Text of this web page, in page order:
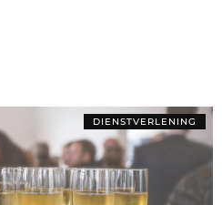
DIENSTVERLENING